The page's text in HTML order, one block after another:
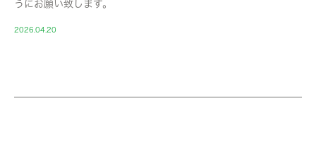
うにお願い致します。
2026.04.20